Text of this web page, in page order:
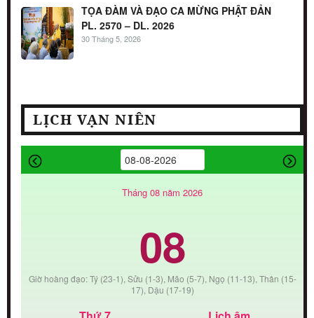
TỌA ĐÀM VÀ ĐẠO CA MỪNG PHẬT ĐẢN
PL. 2570 – DL. 2026
30 Tháng 5, 2026
LỊCH VẠN NIÊN
Tháng 08 năm 2026
08
Giờ hoàng đạo: Tý (23-1), Sửu (1-3), Mão (5-7), Ngọ (11-13), Thân (15-
17), Dậu (17-19)